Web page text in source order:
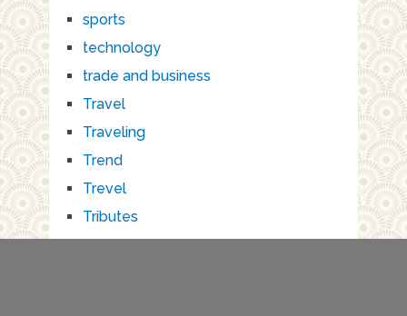
sports
technology
trade and business
Travel
Traveling
Trend
Trevel
Tributes
Wisata